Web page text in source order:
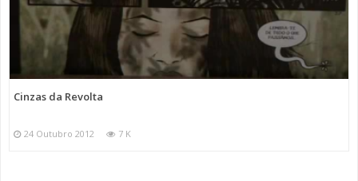
Cinzas da Revolta
24 Outubro 2012 7 K